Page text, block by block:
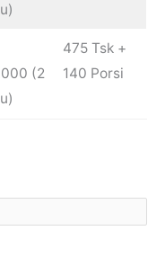
(2
475 Tsk +
140 Porsi